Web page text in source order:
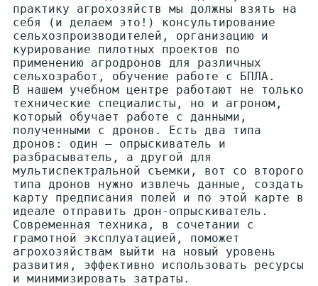
практику агрохозяйств мы должны взять на
себя (и делаем это!) консультирование
сельхозпроизводителей, организацию и
курирование пилотных проектов по
применению агродронов для различных
сельхозработ, обучение работе с БПЛА.
В нашем учебном центре работают не только
технические специалисты, но и агроном,
который обучает работе с данными,
полученными с дронов. Есть два типа
дронов: один — опрыскиватель и
разбрасыватель, а другой для
мультиспектральной съемки, вот со второго
типа дронов нужно извлечь данные, создать
карту предписания полей и по этой карте в
идеале отправить дрон-опрыскиватель.
Современная техника, в сочетании с
грамотной эксплуатацией, поможет
агрохозяйствам выйти на новый уровень
развития, эффективно использовать ресурсы
и минимизировать затраты.